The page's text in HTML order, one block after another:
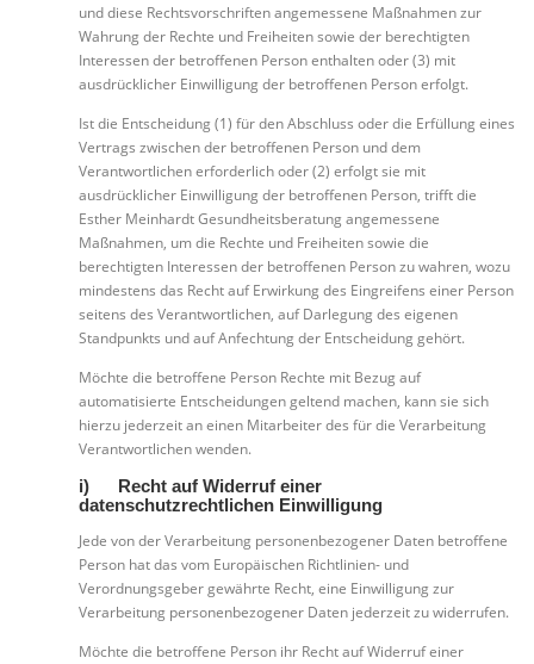
und diese Rechtsvorschriften angemessene Maßnahmen zur
Wahrung der Rechte und Freiheiten sowie der berechtigten
Interessen der betroffenen Person enthalten oder (3) mit
ausdrücklicher Einwilligung der betroffenen Person erfolgt.
Ist die Entscheidung (1) für den Abschluss oder die Erfüllung eines
Vertrags zwischen der betroffenen Person und dem
Verantwortlichen erforderlich oder (2) erfolgt sie mit
ausdrücklicher Einwilligung der betroffenen Person, trifft die
Esther Meinhardt Gesundheitsberatung angemessene
Maßnahmen, um die Rechte und Freiheiten sowie die
berechtigten Interessen der betroffenen Person zu wahren, wozu
mindestens das Recht auf Erwirkung des Eingreifens einer Person
seitens des Verantwortlichen, auf Darlegung des eigenen
Standpunkts und auf Anfechtung der Entscheidung gehört.
Möchte die betroffene Person Rechte mit Bezug auf
automatisierte Entscheidungen geltend machen, kann sie sich
hierzu jederzeit an einen Mitarbeiter des für die Verarbeitung
Verantwortlichen wenden.
i) Recht auf Widerruf einer
datenschutzrechtlichen Einwilligung
Jede von der Verarbeitung personenbezogener Daten betroffene
Person hat das vom Europäischen Richtlinien- und
Verordnungsgeber gewährte Recht, eine Einwilligung zur
Verarbeitung personenbezogener Daten jederzeit zu widerrufen.
Möchte die betroffene Person ihr Recht auf Widerruf einer